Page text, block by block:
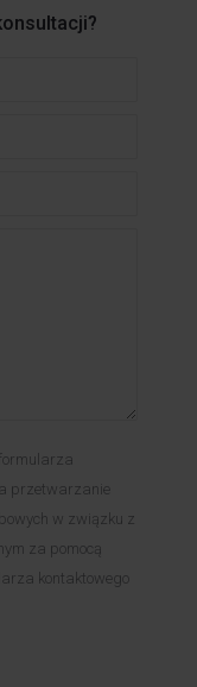
przetwarzanie
w związku z
za pomocą
kontaktowego